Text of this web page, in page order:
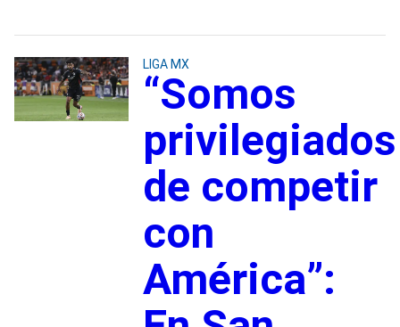
LIGA MX
“Somos
privilegiados
de competir
con
América”: